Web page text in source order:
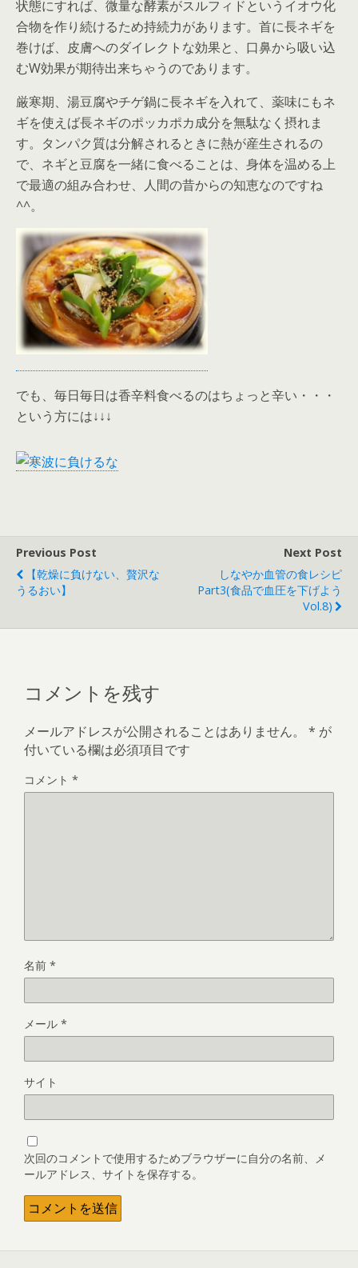
状態にすれば、微量な酵素がスルフィドというイオウ化
合物を作り続けるため持続力があります。首に長ネギを
巻けば、皮膚へのダイレクトな効果と、口鼻から吸い込
むW効果が期待出来ちゃうのであります。
厳寒期、湯豆腐やチゲ鍋に長ネギを入れて、薬味にもネ
ギを使えば長ネギのポッカポカ成分を無駄なく摂れま
す。タンパク質は分解されるときに熱が産生されるの
で、ネギと豆腐を一緒に食べることは、身体を温める上
で最適の組み合わせ、人間の昔からの知恵なのですね
^^。
でも、毎日毎日は香辛料食べるのはちょっと辛い・・・
という方には↓↓↓
Previous Post
【乾燥に負けない、贅沢な
うるおい】
Next Post
しなやか血管の食レシピ
Part3(食品で血圧を下げよう
Vol.8)
コメントを残す
メールアドレスが公開されることはありません。 * が
付いている欄は必須項目です
コメント *
名前 *
メール *
サイト
次回のコメントで使用するためブラウザーに自分の名前、メ
ールアドレス、サイトを保存する。